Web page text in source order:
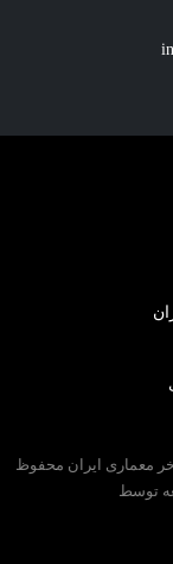
ایران محفوظ